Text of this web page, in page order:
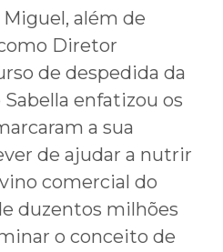
além de
Diretor
de despedida da
enfatizou os
a sua
de ajudar a nutrir
comercial do
duzentos milhões
o conceito de